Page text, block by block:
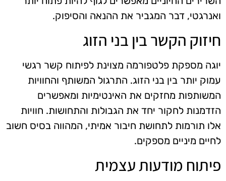
ואנרגטי, דבר המגביר את ההנאה והסיפוק.
חיזוק הקשר בין בני הזוג
יוגה מספקת פלטפורמה מצוינת לפיתוח קשר רגשי
עמוק יותר בין בני הזוג. התרגול המשותף והחוויות
המשותפות מחזקים את האינטימיות ומאפשרים
הזדמנות לחקור יחד את הגבולות והתחושות. חוויות
אלו תורמות לתחושת חיבור אמיתי, המהווה בסיס חשוב
לחיים מיניים מספקים.
פיתוח מודעות עצמית